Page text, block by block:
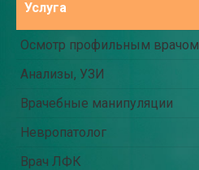
Услуга
Осмотр профильным врачом
Анализы, УЗИ
Врачебные манипуляции
Невропатолог
Врач ЛФК